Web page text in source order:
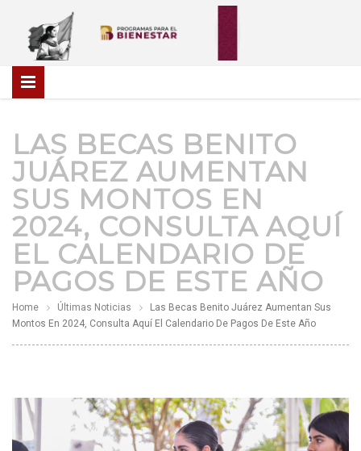
LAS BECAS BENITO
JUÁREZ AUMENTAN
SUS MONTOS EN
2024, CONSULTA AQUÍ
EL CALENDARIO DE
PAGOS DE ESTE AÑO
Home Últimas Noticias
Las Becas Benito Juárez Aumentan Sus
Montos En 2024, Consulta Aquí El Calendario De Pagos De Este Año